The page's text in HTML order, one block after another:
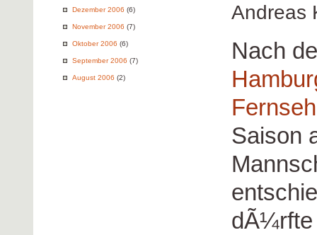
Dezember 2006 (6)
November 2006 (7)
Oktober 2006 (6)
September 2006 (7)
August 2006 (2)
Andreas
Nach
Saison
dÃ¼rfte